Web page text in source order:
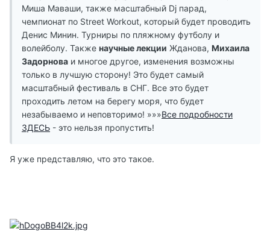
Миша Маваши, также масштабный Dj парад,
чемпионат по Street Workout, который будет проводить
Денис Минин. Турниры по пляжному футболу и
волейболу. Также научные лекции Жданова, Михаила
Задорнова и многое другое, изменения возможны
только в лучшую сторону! Это будет самый
масштабный фестиваль в СНГ. Все это будет
проходить летом на берегу моря, что будет
незабываемо и неповторимо! »»»Все подробности
ЗДЕСЬ - это нельзя пропустить!
Я уже представляю, что это такое.